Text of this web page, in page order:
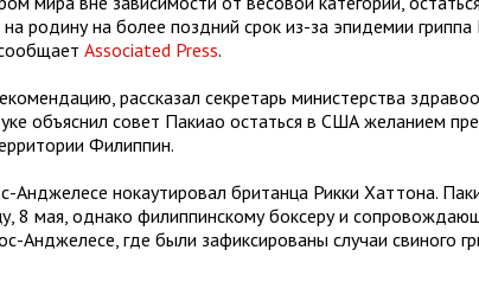
родину на более поздний срок из-за эпидемии гриппа
Associated Press.
рассказал секретарь министерства
объяснил совет Пакиао остаться в США желанием
Филиппин.
Анджелесе нокаутировал британца Рикки Хаттона.
8 мая, однако филиппинскому боксеру и
Анджелесе, где были зафиксированы случаи свиного